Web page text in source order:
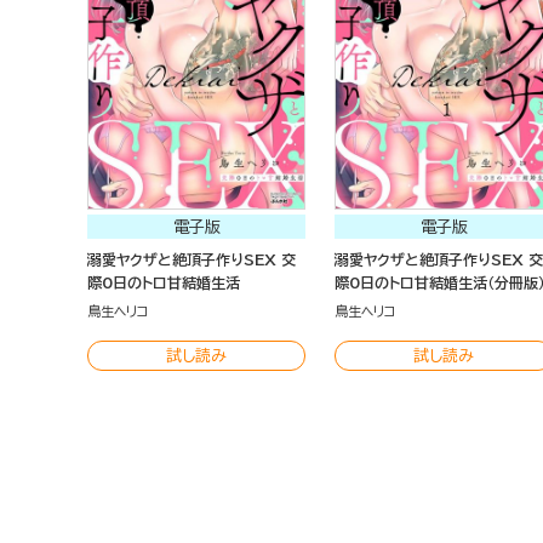
電子版
溺愛ヤクザと絶頂子作りSEX 交
際0日のトロ甘結婚生活
鳥生ヘリコ
試し読み
電子版
溺愛ヤクザと絶頂子作りSEX 交
際0日のトロ甘結婚生活（分冊版
鳥生ヘリコ
試し読み